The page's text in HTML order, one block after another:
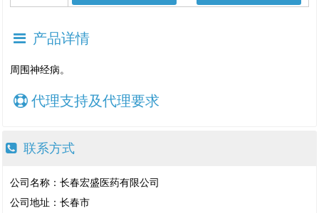
产品详情
周围神经病。
代理支持及代理要求
联系方式
公司名称：长春宏盛医药有限公司
公司地址：长春市